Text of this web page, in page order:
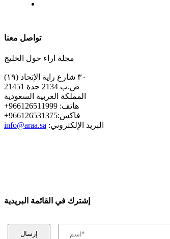
تواصل معنا
مجلة اراء حول الخليج
٣٠ شارع راية الإتحاد (١٩)
ص.ب 2134 جدة 21451
المملكة العربية السعودية
+هاتف: 966126511999
+فاكس:966126531375
info@araa.sa :البريد الإلكتروني
إشترك في القائمة البريدية